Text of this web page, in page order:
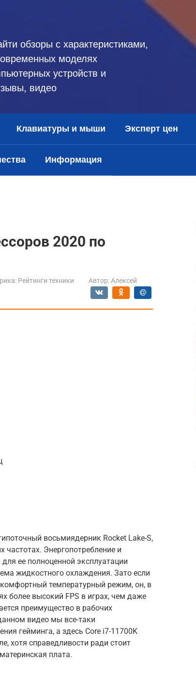
обзоры с характеристиками,
моделях
устройств и
видео
Клавиатуры и мыши Эксперт цен
Информация
2020 по
Рейтинги техники Автор: Алексей
восьмиядерник Rocket Lake-S,
частотах. Энергопотребление и
ее полноценной эксплуатации
жидкостного охлаждения. Зато если
температурный режим, он, в
более высокий FPS в играх, чем даже
преимущество в рабочих
видео мы все-таки
гейминга, а здесь Core i7-11700K
хотя справедливости ради стоит
плата.